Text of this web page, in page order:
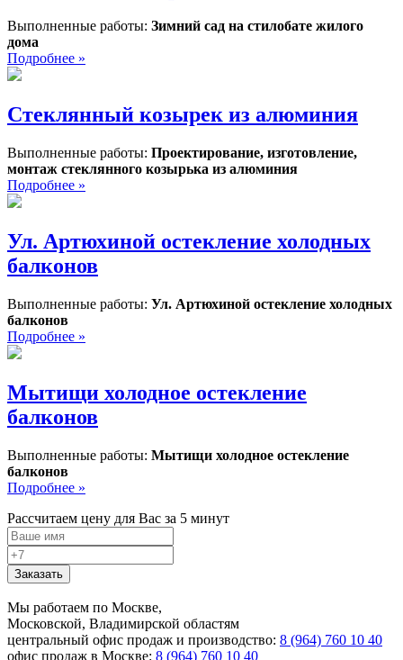
Выполненные работы: Зимний сад на стилобате жилого
дома
Подробнее »
Стеклянный козырек из алюминия
Выполненные работы: Проектирование, изготовление,
монтаж стеклянного козырька из алюминия
Подробнее »
Ул. Артюхиной остекление холодных
балконов
Выполненные работы: Ул. Артюхиной остекление холодных
балконов
Подробнее »
Мытищи холодное остекление
балконов
Выполненные работы: Мытищи холодное остекление
балконов
Подробнее »
Рассчитаем цену для Вас за 5 минут
Заказать
Мы работаем по Москве,
Московской, Владимирской областям
центральный офис продаж и производство: 8 (964) 760 10 40
офис продаж в Москве: 8 (964) 760 10 40